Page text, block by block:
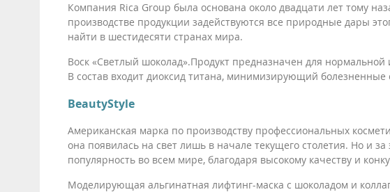
Компания Rica Group была основана около двадцати лет тому
производстве продукции задействуются все природные дары
найти в шестидесяти странах мира.
Воск «Светлый шоколад».Продукт предназначен для нормальной
В состав входит диоксид титана, минимизирующий
BeautyStyle
Американская марка по производству профессиональных
она появилась на свет лишь в начале текущего столетия. Но и
популярность во всем мире, благодаря высокому качеству и
Моделирующая альгинатная лифтинг-маска с шоколадом и